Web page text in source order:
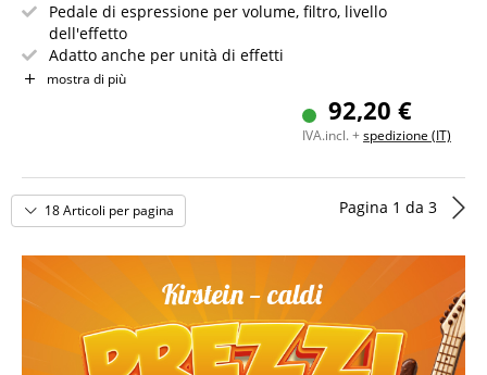
Pedale di espressione per volume, filtro, livello
dell'effetto
Adatto anche per unità di effetti
Incluso cavo da 1,5 m
mostra di più
92,20 €
IVA.incl. +spedizione (IT)
18 Articoli per pagina Pagina 1 da 3